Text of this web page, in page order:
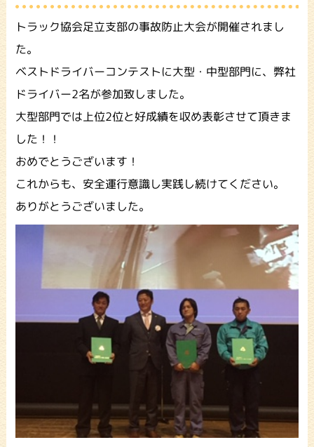
トラック協会足立支部の事故防止大会が開催されまし
た。
ベストドライバーコンテストに大型・中型部門に、弊社
ドライバー2名が参加致しました。
大型部門では上位2位と好成績を収め表彰させて頂きま
した！！
おめでとうございます！
これからも、安全運行意識し実践し続けてください。
ありがとうございました。